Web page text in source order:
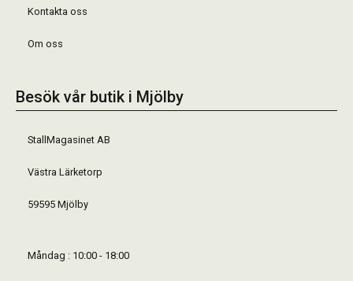
Kontakta oss
Om oss
Besök vår butik i Mjölby
StallMagasinet AB
Västra Lärketorp
59595 Mjölby
Måndag : 10:00 - 18:00